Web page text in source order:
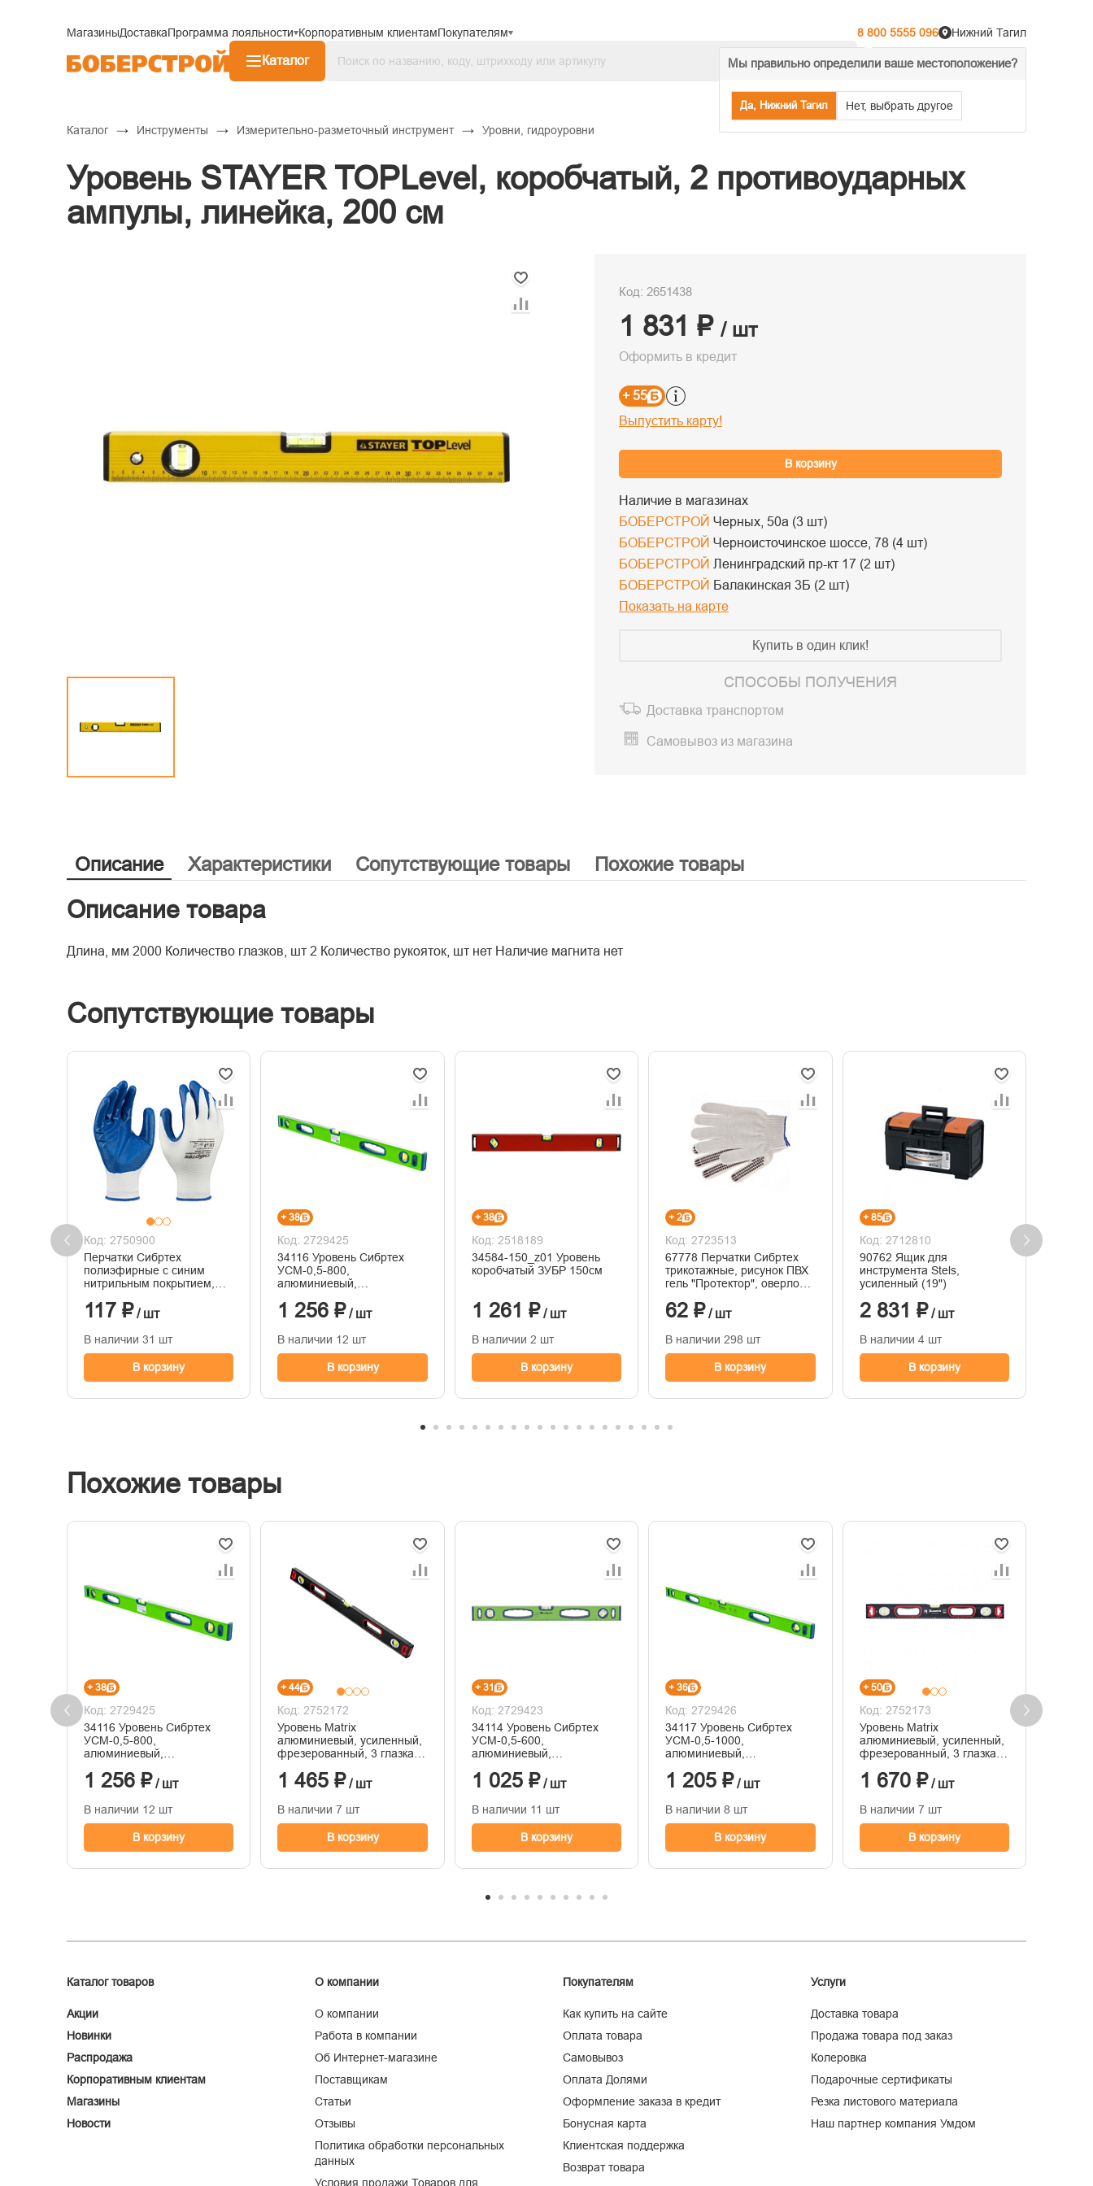
МагазиныДоставкаПрограмма лояльности Корпоративным клиентамПокупателям 8 800 5555 096
Мы правильно определили ваше местоположение?
Да, Нижний Тагил Нет, выбрать другое
Нижний Тагил
Каталог
% Акции Распродажа
Каталог → Инструменты → Измерительно-разметочный инструмент → Уровни, гидроуровни
Уровень STAYER TOPLevel, коробчатый, 2 противоударных
ампулы, линейка, 200 см
Код: 2651438
1 831 ₽ / шт
Оформить в кредит
+ 55
Выпустить карту!
В корзину
Наличие в магазинах
БОБЕРСТРОЙ Черных, 50а (3 шт)
БОБЕРСТРОЙ Черноисточинское шоссе, 78 (4 шт)
БОБЕРСТРОЙ Ленинградский пр-кт 17 (2 шт)
БОБЕРСТРОЙ Балакинская 3Б (2 шт)
Показать на карте
Купить в один клик!
СПОСОБЫ ПОЛУЧЕНИЯ
Доставка транспортом
Самовывоз из магазина
Описание Характеристики Сопутствующие товары Похожие товары
Описание товара
Длина, мм 2000 Количество глазков, шт 2 Количество рукояток, шт нет Наличие магнита нет
Сопутствующие товары
Код: 2750900
Перчатки Сибртех
полиэфирные с синим
нитрильным покрытием,
117 ₽ / шт
В наличии 31 шт
В корзину
+ 38
Код: 2729425
34116 Уровень Сибртех
УСМ-0,5-800,
алюминиевый,
магнитный, 800 мм
1 256 ₽ / шт
В наличии 12 шт
В корзину
+ 38
Код: 2518189
34584-150_z01 Уровень
коробчатый ЗУБР 150см
1 261 ₽/ шт
В наличии 2 шт
В корзину
+ 2
Код: 2723513
67778 Перчатки Сибртех
трикотажные, рисунок ПВХ
гель "Протектор", оверлок,
62 ₽ / шт
В наличии 298 шт
В корзину
+ 85
Код: 2712810
90762 Ящик для
инструмента Stels,
усиленный (19")
2 831 ₽/ шт
В наличии 4 шт
В корзину
Похожие товары
+ 38
Код: 2729425
34116 Уровень Сибртех
УСМ-0,5-800,
алюминиевый,
магнитный, 800 мм
1 256 ₽ / шт
В наличии 12 шт
В корзину
+ 44
Код: 2752172
Уровень Matrix
алюминиевый, усиленный,
фрезерованный, 3 глазка,
1 465 ₽ / шт
В наличии 7 шт
В корзину
+ 31
Код: 2729423
34114 Уровень Сибртех
УСМ-0,5-600,
алюминиевый,
магнитный, 600 мм
1 025 ₽/ шт
В наличии 11 шт
В корзину
+ 36
Код: 2729426
34117 Уровень Сибртех
УСМ-0,5-1000,
алюминиевый,
магнитный, 1000 мм
1 205 ₽ / шт
В наличии 8 шт
В корзину
+ 50
Код: 2752173
Уровень Matrix
алюминиевый, усиленный,
фрезерованный, 3 глазка,
1 670 ₽/ шт
В наличии 7 шт
В корзину
Каталог товаров
Акции
Новинки
Распродажа
Корпоративным клиентам
Магазины
Новости
О компании
О компании
Работа в компании
Об Интернет-магазине
Поставщикам
Статьи
Отзывы
Политика обработки персональных
данных
Условия продажи Товаров для
Покупателям
Как купить на сайте
Оплата товара
Самовывоз
Оплата Долями
Оформление заказа в кредит
Бонусная карта
Клиентская поддержка
Возврат товара
Услуги
Доставка товара
Продажа товара под заказ
Колеровка
Подарочные сертификаты
Резка листового материала
Наш партнер компания Умдом